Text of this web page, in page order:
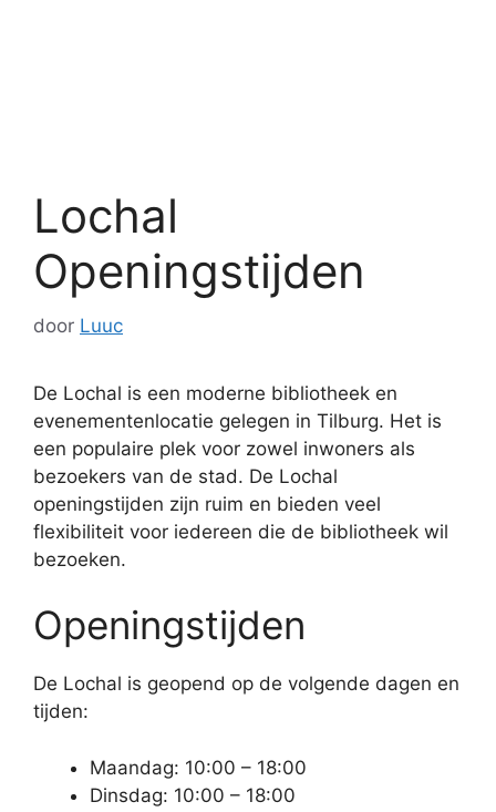
Lochal
Openingstijden
door Luuc
De Lochal is een moderne bibliotheek en
evenementenlocatie gelegen in Tilburg. Het is
een populaire plek voor zowel inwoners als
bezoekers van de stad. De Lochal
openingstijden zijn ruim en bieden veel
flexibiliteit voor iedereen die de bibliotheek wil
bezoeken.
Openingstijden
De Lochal is geopend op de volgende dagen en
tijden:
Maandag: 10:00 – 18:00
Dinsdag: 10:00 – 18:00